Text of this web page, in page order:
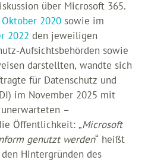
über Microsoft 365.
Oktober 2020 sowie im
2022 den jeweiligen
Aufsichtsbehörden sowie
darstellten, wandte sich
für Datenschutz und
im November 2025 mit
–
Öffentlichkeit: „Microsoft
genutzt werden“ heißt
Hintergründen des